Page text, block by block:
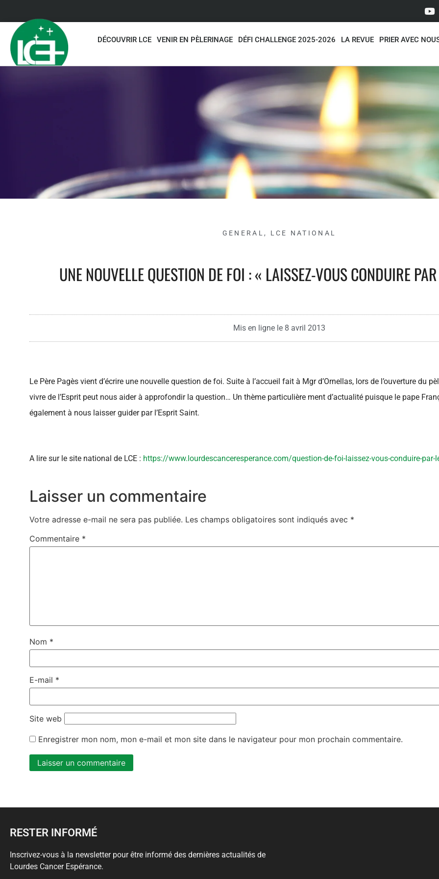
DÉCOUVRIR LCE VENIR EN PÈLERINAGE DÉFI CHALLENGE 2025-2026 LA REVUE PRIER AVEC
GENERAL , LCE NATIONAL
UNE NOUVELLE QUESTION DE FOI : « LAISSEZ-VOUS CONDUIRE
Mis en ligne le 8 avril 2013
Le Père Pagès vient d’écrire une nouvelle question de foi. Suite à l’accueil fait à Mgr d’Ornellas, lors de l’ouverture du
vivre de l’Esprit peut nous aider à approfondir la question… Un thème particulière ment d’actualité puisque le pape
également à nous laisser guider par l’Esprit Saint.
A lire sur le site national de LCE : https://www.lourdescanceresperance.com/question-de-foi-laissez-vous-conduire-par-
Laisser un commentaire
Votre adresse e-mail ne sera pas publiée. Les champs obligatoires sont indiqués avec *
Commentaire *
Nom *
E-mail *
Site web
Enregistrer mon nom, mon e-mail et mon site dans le navigateur pour mon prochain commentaire.
RESTER INFORMÉ
Inscrivez-vous à la newsletter pour être informé des dernières actualités de
Lourdes Cancer Espérance.